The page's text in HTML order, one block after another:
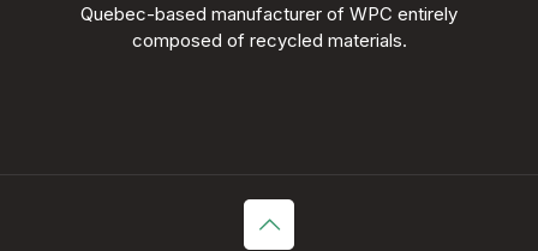
Quebec-based manufacturer of WPC entirely
composed of recycled materials.